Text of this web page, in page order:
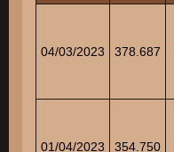
04/03/2023 378.687
01/04/2023 354.750